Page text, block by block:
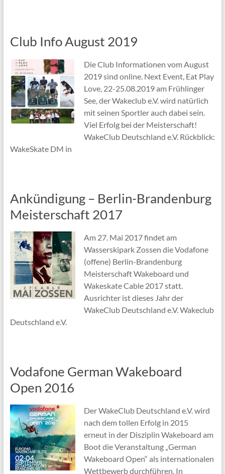
Club Info August 2019
Die Club Informationen vom August
2019 sind online. Next Event, Eat Play
Love, 22-25.08.2019 am Frühlinger
See, der Wakeclub e.V. wird natürlich
mit seinen Sportler auch dabei sein.
Viel Erfolg bei der Meisterschaft!
WakeClub Deutschland e.V. Rückblick:
WakeSkate DM in
Ankündigung – Berlin-Brandenburg
Meisterschaft 2017
Am 27. Mai 2017 findet am
Wasserskipark Zossen die Vodafone
(offene) Berlin-Brandenburg
Meisterschaft Wakeboard und
Wakeskate Cable 2017 statt.
Ausrichter ist dieses Jahr der
WakeClub Deutschland e.V. Wakeclub
Deutschland e.V.
Vodafone German Wakeboard
Open 2016
Der WakeClub Deutschland e.V. wird
nach dem tollen Erfolg in 2015
erneut in der Disziplin Wakeboard am
Boot die Veranstaltung „German
Wakeboard Open“ als internationalen
Wettbewerb durchführen. In